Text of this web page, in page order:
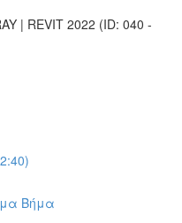
| REVIT 2022 (ID: 040 -
Βήμα